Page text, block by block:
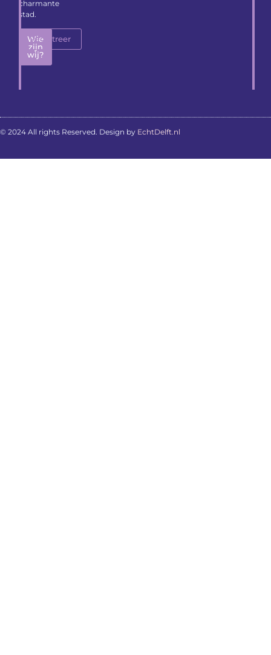
charmante
stad.
Wie
zijn
wij?
Registreer
© 2024 All rights Reserved. Design by EchtDelft.nl